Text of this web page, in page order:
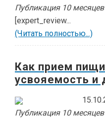
Публикация 10
[expert_review...
(Читать полностью...)
Как прием
усвояемость и
Публикация 10